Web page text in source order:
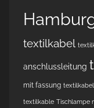
textilkabel
anschlussleitung
mit fassung
textilkable Tischlampe